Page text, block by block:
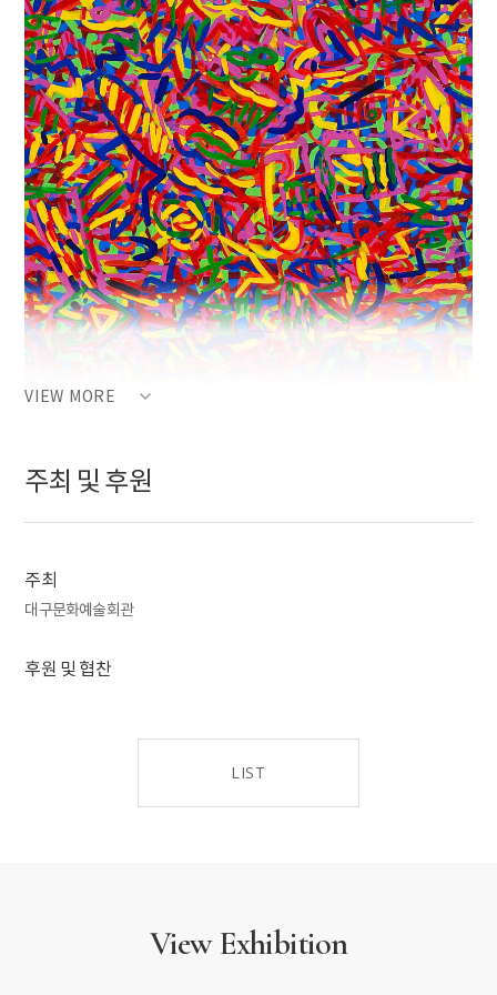
VIEW MORE
주최 및 후원
주최
대구문화예술회관
후원 및 협찬
LIST
View Exhibition